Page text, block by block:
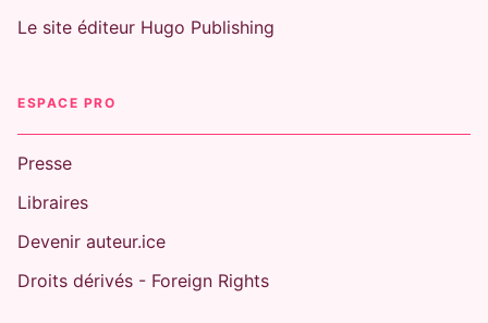
Le site éditeur Hugo Publishing
ESPACE PRO
Presse
Libraires
Devenir auteur.ice
Droits dérivés - Foreign Rights